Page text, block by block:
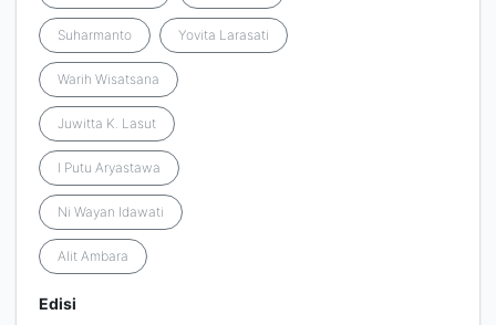
Suharmanto Yovita Larasati
Warih Wisatsana
Juwitta K. Lasut
I Putu Aryastawa
Ni Wayan Idawati
Alit Ambara
Edisi